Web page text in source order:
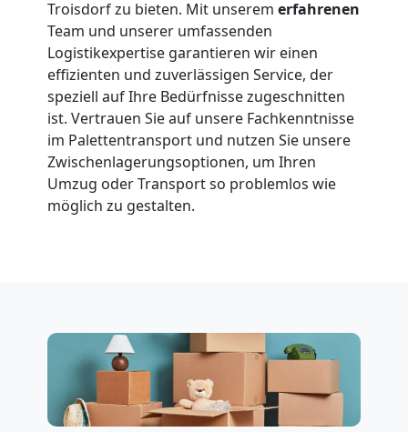
Troisdorf zu bieten. Mit unserem erfahrenen
Team und unserer umfassenden
Logistikexpertise garantieren wir einen
effizienten und zuverlässigen Service, der
speziell auf Ihre Bedürfnisse zugeschnitten
ist. Vertrauen Sie auf unsere Fachkenntnisse
im Palettentransport und nutzen Sie unsere
Zwischenlagerungsoptionen, um Ihren
Umzug oder Transport so problemlos wie
möglich zu gestalten.